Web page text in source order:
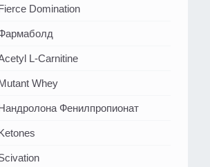
Fierce Domination
L-Carnitine
Mutant Whey
Нандролона Фенилпропионат
Ketones